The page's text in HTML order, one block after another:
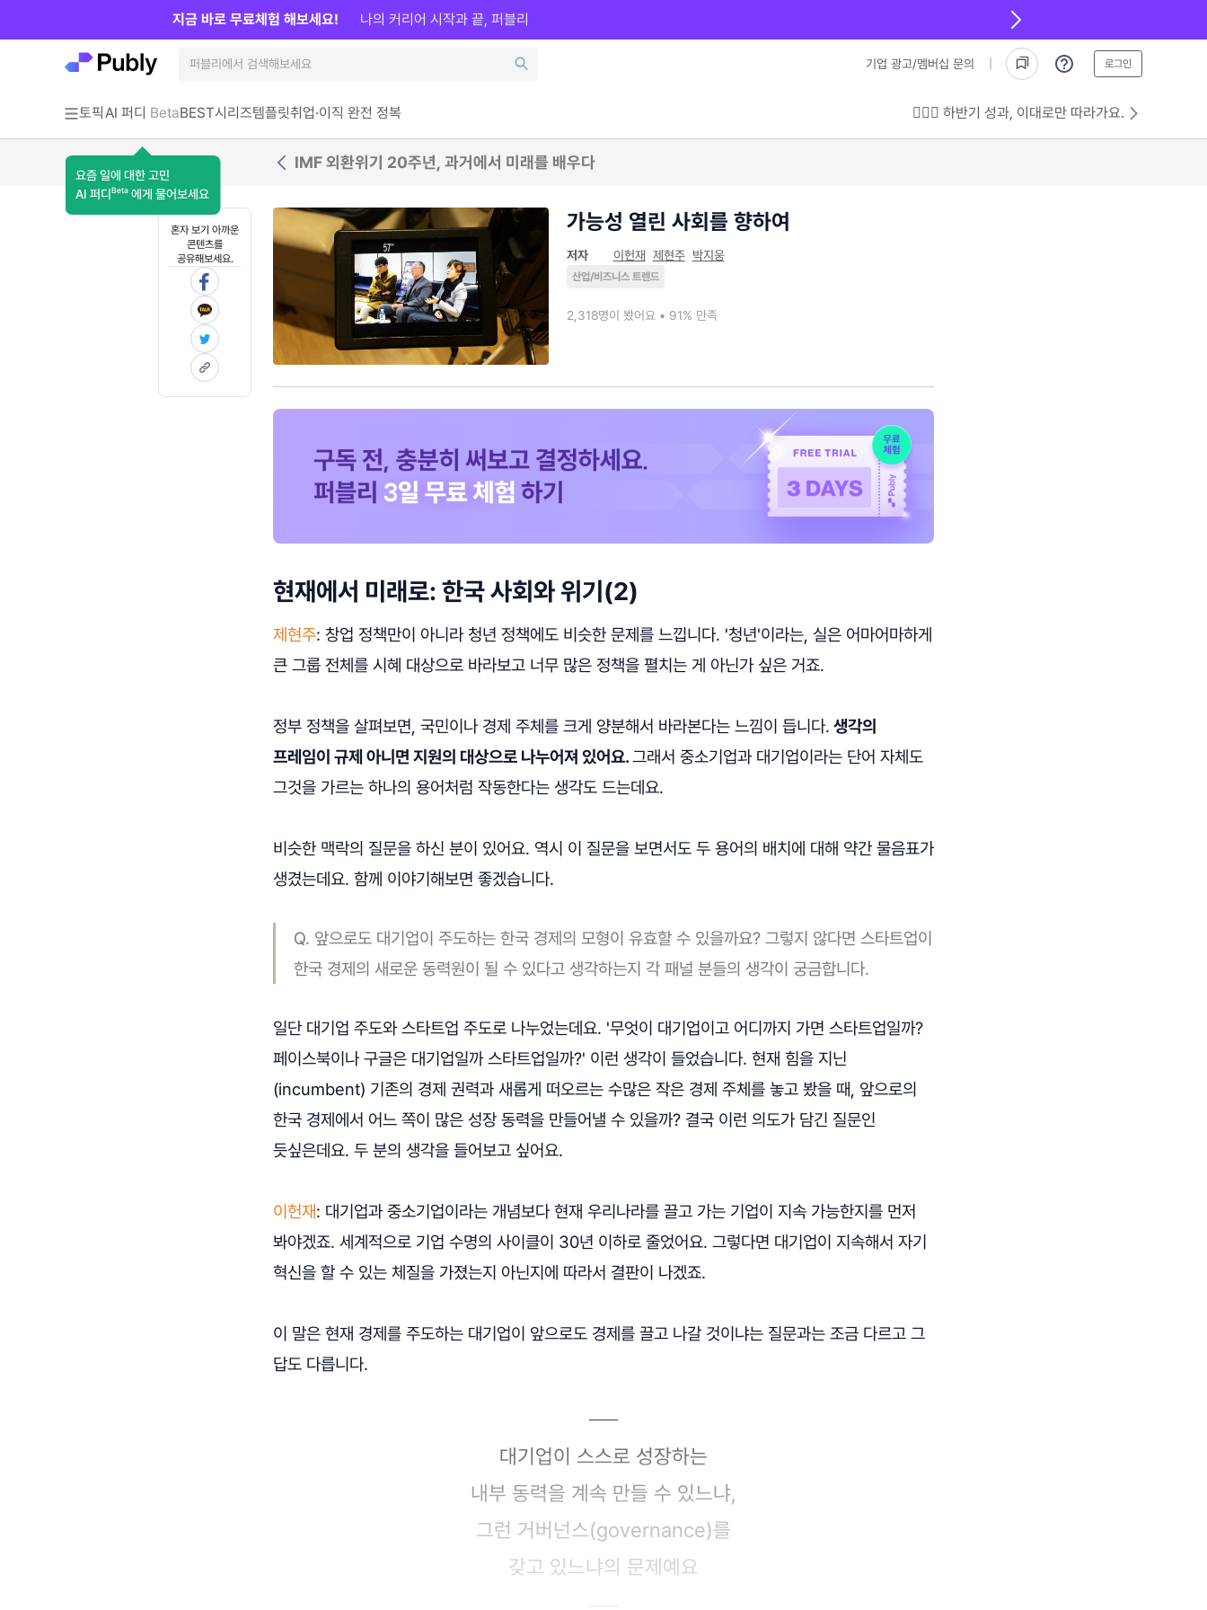
기업 광고/멤버십 문의 로그인
토픽AI 퍼디 Beta
요즘 일에 대한 고민
AI 퍼디 Beta 에게 물어보세요
BEST시리즈템플릿취업·이직 완전 정복 💁🏻‍♂️ 하반기 성과, 이대로만 따라가요.
지금 바로 무료체험 해보세요! 나의 커리어 시작과 끝, 퍼블리
IMF 외환위기 20주년, 과거에서 미래를 배우다
혼자 보기 아까운
콘텐츠를
공유해보세요.
가능성 열린 사회를 향하여
저자 이헌재 제현주 박지웅
산업/비즈니스 트렌드
2,318명이 봤어요 • 91% 만족
현재에서 미래로: 한국 사회와 위기(2)
제현주: 창업 정책만이 아니라 청년 정책에도 비슷한 문제를 느낍니다. '청년'이라는, 실은 어마어마하게
큰 그룹 전체를 시혜 대상으로 바라보고 너무 많은 정책을 펼치는 게 아닌가 싶은 거죠.
정부 정책을 살펴보면, 국민이나 경제 주체를 크게 양분해서 바라본다는 느낌이 듭니다. 생각의
프레임이 규제 아니면 지원의 대상으로 나누어져 있어요.그래서 중소기업과 대기업이라는 단어 자체도
그것을 가르는 하나의 용어처럼 작동한다는 생각도 드는데요.
비슷한 맥락의 질문을 하신 분이 있어요. 역시 이 질문을 보면서도 두 용어의 배치에 대해 약간 물음표가
생겼는데요. 함께 이야기해보면 좋겠습니다.
Q. 앞으로도 대기업이 주도하는 한국 경제의 모형이 유효할 수 있을까요? 그렇지 않다면 스타트업이
한국 경제의 새로운 동력원이 될 수 있다고 생각하는지 각 패널 분들의 생각이 궁금합니다.
일단 대기업 주도와 스타트업 주도로 나누었는데요. '무엇이 대기업이고 어디까지 가면 스타트업일까?
페이스북이나 구글은 대기업일까 스타트업일까?' 이런 생각이 들었습니다. 현재 힘을 지닌
(incumbent) 기존의 경제 권력과 새롭게 떠오르는 수많은 작은 경제 주체를 놓고 봤을 때, 앞으로의
한국 경제에서 어느 쪽이 많은 성장 동력을 만들어낼 수 있을까? 결국 이런 의도가 담긴 질문인
듯싶은데요. 두 분의 생각을 들어보고 싶어요.
이헌재: 대기업과 중소기업이라는 개념보다 현재 우리나라를 끌고 가는 기업이 지속 가능한지를 먼저
봐야겠죠. 세계적으로 기업 수명의 사이클이 30년 이하로 줄었어요. 그렇다면 대기업이 지속해서 자기
혁신을 할 수 있는 체질을 가졌는지 아닌지에 따라서 결판이 나겠죠.
이 말은 현재 경제를 주도하는 대기업이 앞으로도 경제를 끌고 나갈 것이냐는 질문과는 조금 다르고 그
답도 다릅니다.
대기업이 스스로 성장하는
내부 동력을 계속 만들 수 있느냐,
그런 거버넌스(governance)를
갖고 있느냐의 문제예요